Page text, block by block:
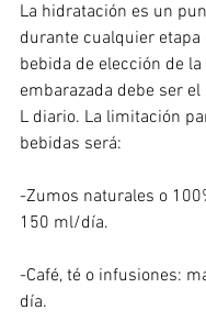
La hidratación es un
durante cualquier etapa
bebida de elección de
embarazada debe ser el
L diario. La limitación
bebidas será:
-Zumos naturales o
150 ml/día.
-Café, té o infusiones:
día.